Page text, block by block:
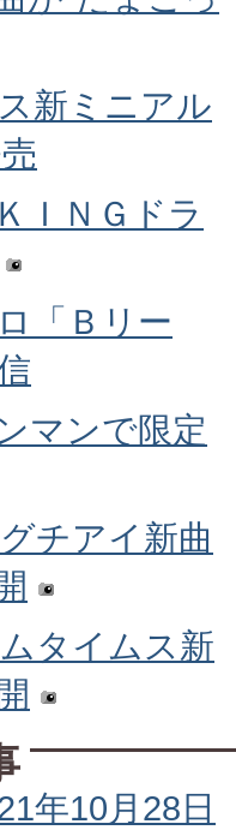
新ミニアル
ＩＮＧドラ
「Ｂリー
マンで限定
チアイ新曲
タイムス新
年10月28日